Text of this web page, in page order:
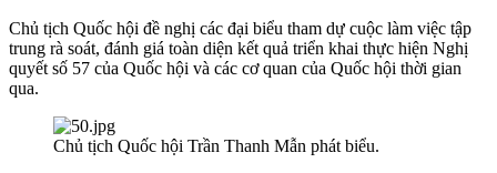
Chủ tịch Quốc hội đề nghị các đại biểu tham dự cuộc làm việc tập
trung rà soát, đánh giá toàn diện kết quả triển khai thực hiện Nghị
quyết số 57 của Quốc hội và các cơ quan của Quốc hội thời gian
qua.
Chủ tịch Quốc hội Trần Thanh Mẫn phát biểu.